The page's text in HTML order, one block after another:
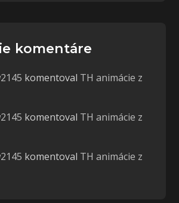
komentáre
komentoval TH animácie z
komentoval TH animácie z
komentoval TH animácie z